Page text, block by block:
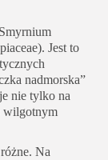
Jest to
nadmorska”
nie tylko na
wilgotnym
Na